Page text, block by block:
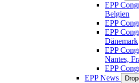
EPP
Belgien
EPP
EPP
Dänemark
EPP
Nantes,
EPP
EPP News